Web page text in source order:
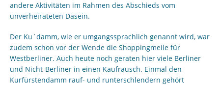
andere Aktivitäten im Rahmen des Abschieds vom
unverheirateten Dasein.
Der Ku´damm, wie er umgangssprachlich genannt wird, war
zudem schon vor der Wende die Shoppingmeile für
Westberliner. Auch heute noch geraten hier viele Berliner
und Nicht-Berliner in einen Kaufrausch. Einmal den
Kurfürstendamm rauf- und runterschlendern gehört